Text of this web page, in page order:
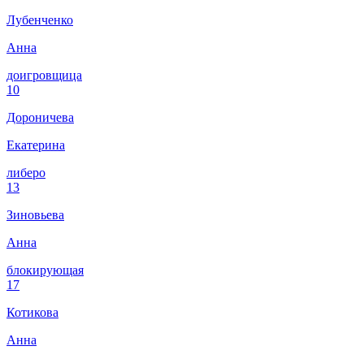
Лубенченко
Анна
доигровщица
10
Дороничева
Екатерина
либеро
13
Зиновьева
Анна
блокирующая
17
Котикова
Анна